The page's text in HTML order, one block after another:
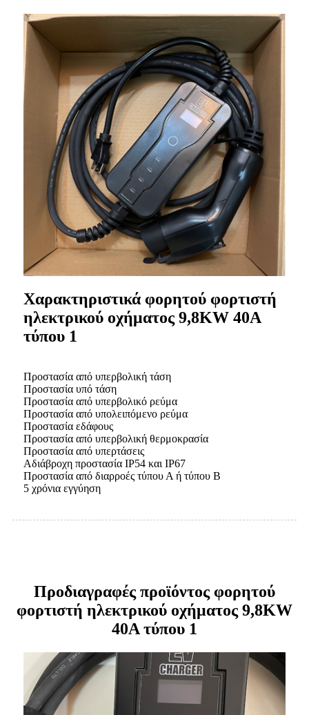
Χαρακτηριστικά φορητού φορτιστή
ηλεκτρικού οχήματος 9,8KW 40A
τύπου 1
Προστασία από υπερβολική τάση
Προστασία υπό τάση
Προστασία από υπερβολικό ρεύμα
Προστασία από υπολειπόμενο ρεύμα
Προστασία εδάφους
Προστασία από υπερβολική θερμοκρασία
Προστασία από υπερτάσεις
Αδιάβροχη προστασία IP54 και IP67
Προστασία από διαρροές τύπου Α ή τύπου Β
5 χρόνια εγγύηση
Προδιαγραφές προϊόντος φορητού
φορτιστή ηλεκτρικού οχήματος 9,8KW
40A τύπου 1